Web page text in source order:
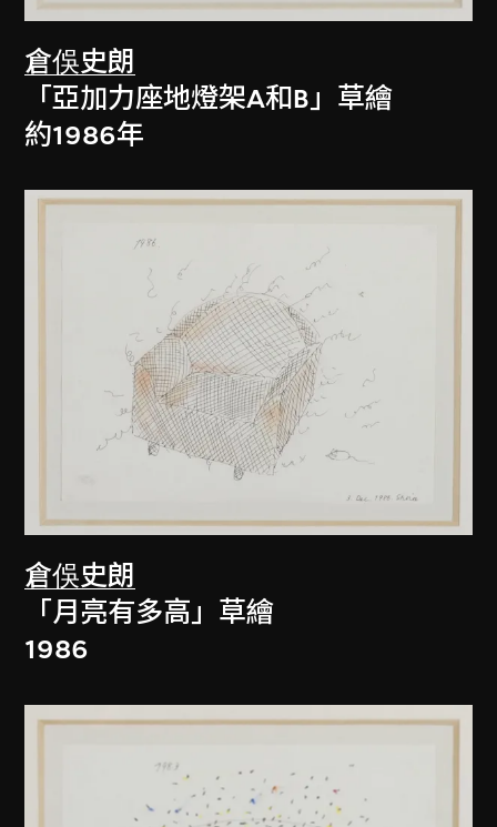
倉俁史朗
「亞加力座地燈架A和B」草繪
約1986年
倉俁史朗
「月亮有多高」草繪
1986